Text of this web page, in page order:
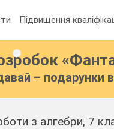
Підвищення
– подарунки
з алгебри, 7